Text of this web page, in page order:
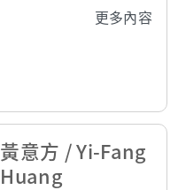
顱顏生長發育學、口腔
更多內容
黃意方 / Yi-Fang
Huang